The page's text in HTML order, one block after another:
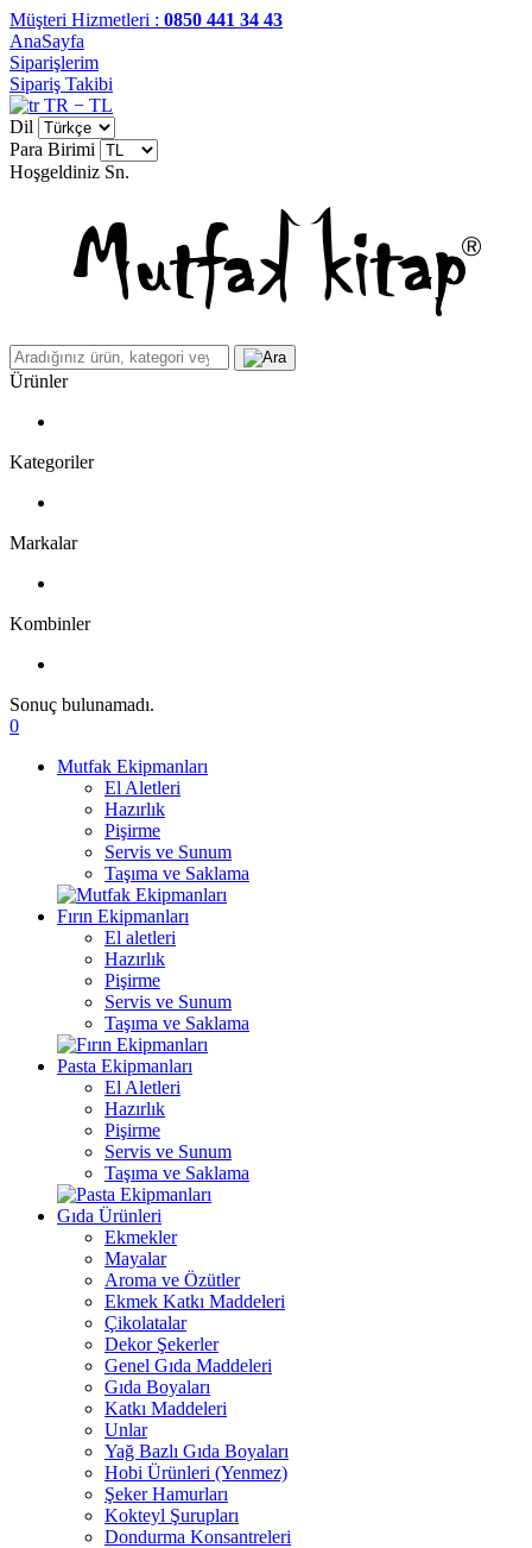
Müşteri Hizmetleri : 0850 441 34 43
AnaSayfa
Siparişlerim
Sipariş Takibi
TR − TL
Dil
Para Birimi
Hoşgeldiniz Sn.
Ürünler
Kategoriler
Markalar
Kombinler
Sonuç bulunamadı.
0
Mutfak Ekipmanları
El Aletleri
Hazırlık
Pişirme
Servis ve Sunum
Taşıma ve Saklama
Fırın Ekipmanları
El aletleri
Hazırlık
Pişirme
Servis ve Sunum
Taşıma ve Saklama
Pasta Ekipmanları
El Aletleri
Hazırlık
Pişirme
Servis ve Sunum
Taşıma ve Saklama
Gıda Ürünleri
Ekmekler
Mayalar
Aroma ve Özütler
Ekmek Katkı Maddeleri
Çikolatalar
Dekor Şekerler
Genel Gıda Maddeleri
Gıda Boyaları
Katkı Maddeleri
Unlar
Yağ Bazlı Gıda Boyaları
Hobi Ürünleri (Yenmez)
Şeker Hamurları
Kokteyl Şurupları
Dondurma Konsantreleri